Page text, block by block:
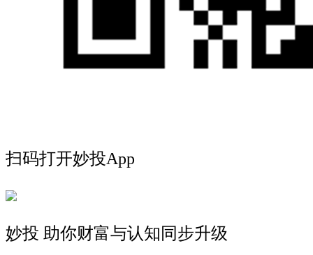
扫码打开妙投App
妙投 助你财富与认知同步升级